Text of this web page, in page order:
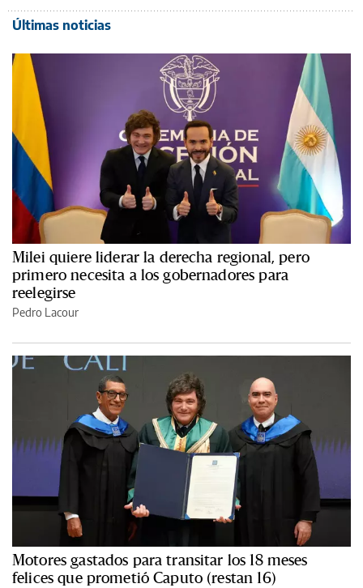
Últimas noticias
Milei quiere liderar la derecha regional, pero
primero necesita a los gobernadores para
reelegirse
Pedro Lacour
Motores gastados para transitar los 18 meses
felices que prometió Caputo (restan 16)